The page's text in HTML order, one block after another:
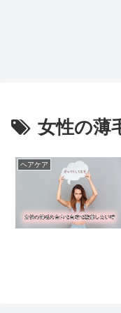
女性の
ヘアケア